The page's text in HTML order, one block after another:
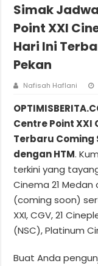
Simak
Point XXI
Hari Ini
Pekan
Nafisah Haflani
Centre Point XXI
Terbaru Coming
dengan HTM.
terkini yang
Cinema 21
(coming soon)
XXI, CGV, 21
(NSC), Platinum
Buat Anda